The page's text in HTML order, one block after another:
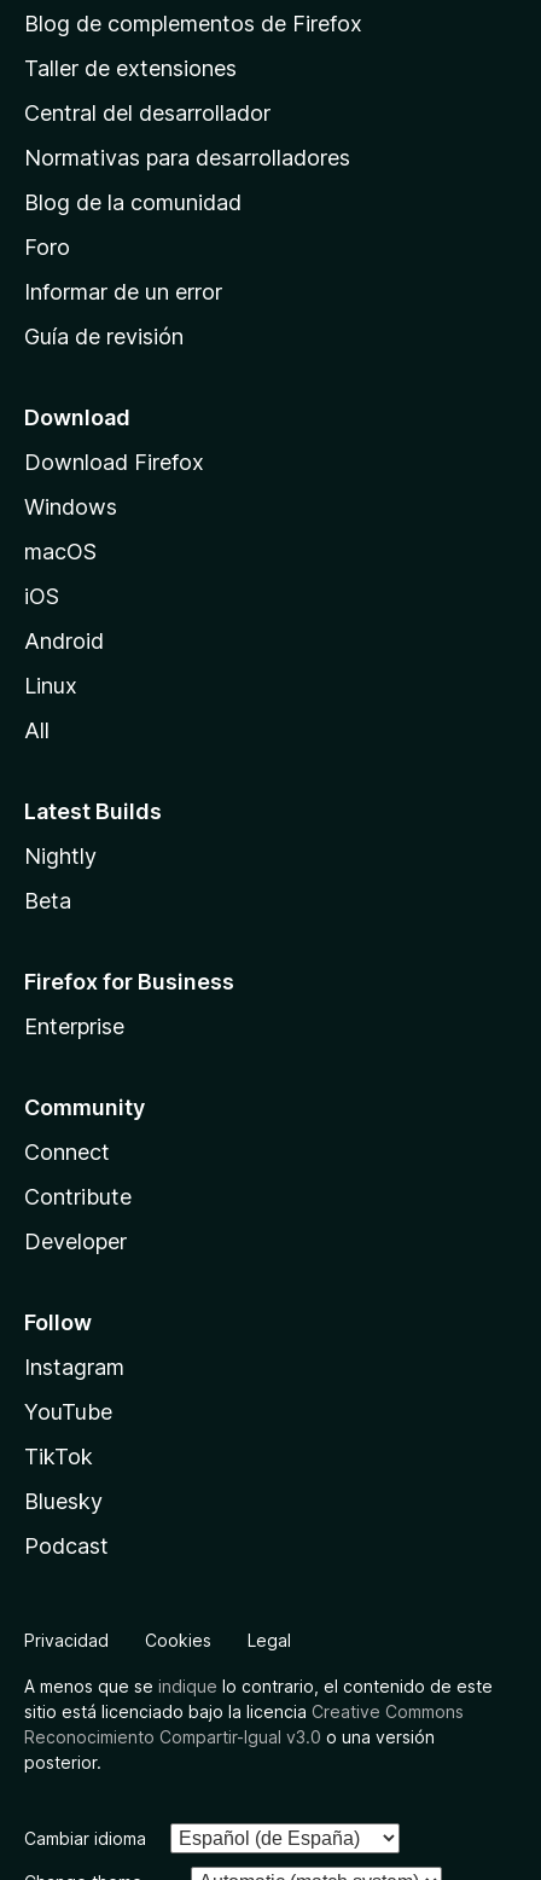
á
n
a
e
i
n
c
o
e
M
i
l
Blog de complementos de Firefox
Taller de extensiones
Central del desarrollador
Normativas para desarrolladores
Blog de la comunidad
Foro
Informar de un error
Guía de revisión
Download
Download Firefox
Windows
macOS
iOS
Android
Linux
All
Latest Builds
Nightly
Beta
Firefox for Business
Enterprise
Community
Connect
Contribute
Developer
Follow
Instagram
YouTube
TikTok
Bluesky
Podcast
Privacidad Cookies Legal
A menos que se indique lo contrario, el contenido de este
sitio está licenciado bajo la licencia Creative Commons
Reconocimiento Compartir-Igual v3.0 o una versión
posterior.
Cambiar idioma